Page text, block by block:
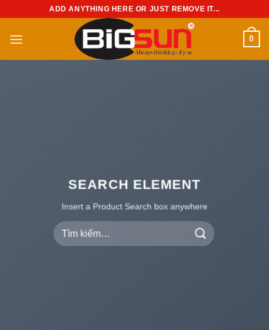
nội
ADD ANYTHING HERE OR JUST REMOVE IT...
0
SEARCH ELEMENT
Insert a Product Search box anywhere
Tìm
kiếm: